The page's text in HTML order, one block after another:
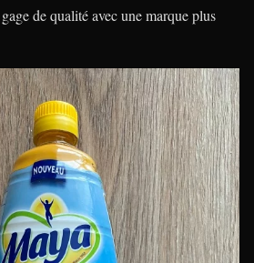
de qualité avec une marque plus